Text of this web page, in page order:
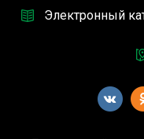
Электронный